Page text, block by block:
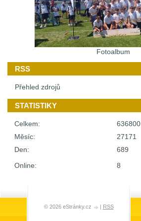
Fotoalbum
RSS
Přehled zdrojů
STATISTIKY
Online: 8
Celkem:
636800
Měsíc:
27171
Den:
689
© 2026 eStránky.cz | RSS